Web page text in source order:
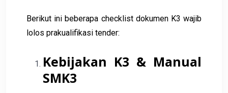
Berikut ini beberapa checklist dokumen K3 wajib
lolos prakualifikasi tender:
Kebijakan K3 & Manual
SMK3